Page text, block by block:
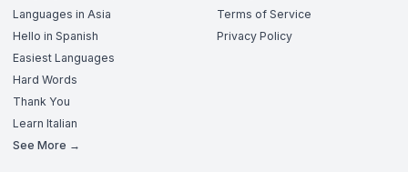
Languages in Asia
Hello in Spanish
Easiest Languages
Hard Words
Thank You
Learn Italian
See More →
Terms of Service
Privacy Policy